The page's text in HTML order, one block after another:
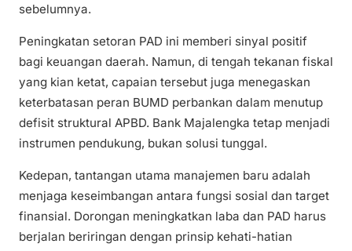
sebelumnya.
Peningkatan setoran PAD ini memberi sinyal positif
bagi keuangan daerah. Namun, di tengah tekanan fiskal
yang kian ketat, capaian tersebut juga menegaskan
keterbatasan peran BUMD perbankan dalam menutup
defisit struktural APBD. Bank Majalengka tetap menjadi
instrumen pendukung, bukan solusi tunggal.
Kedepan, tantangan utama manajemen baru adalah
menjaga keseimbangan antara fungsi sosial dan target
finansial. Dorongan meningkatkan laba dan PAD harus
berjalan beriringan dengan prinsip kehati-hatian